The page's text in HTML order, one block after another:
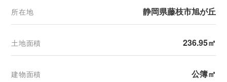
所在地 静岡県藤枝市旭が丘
土地面積 236.95㎡
建物面積 公簿㎡